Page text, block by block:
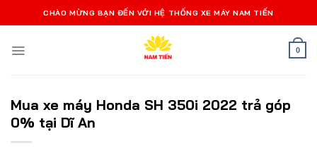
qua
dung
CHÀO MỪNG BẠN ĐẾN VỚI HỆ THỐNG XE MÁY NAM TIẾN
0
Mua xe máy Honda SH 350i 2022 trả góp
0% tại Dĩ An